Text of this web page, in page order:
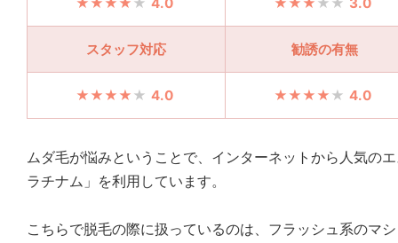
4.0 3.0
スタッフ対応 勧誘の有無
4.0 4.0
ムダ毛が悩みということで、インターネットから人気の
ラチナム」を利用しています。
こちらで脱毛の際に扱っているのは、フラッシュ系のマ